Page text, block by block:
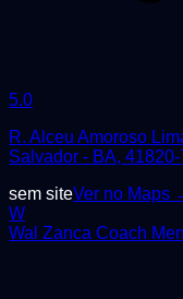
5.0
R. Alceu Amoroso
Salvador - BA,
sem siteVer no Maps
W
Wal Zanca Coach